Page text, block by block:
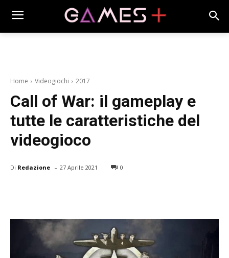
Home Videogiochi 2017
Call of War: il gameplay e
tutte le caratteristiche del
videogioco
Di Redazione - 27 Aprile 2021 0